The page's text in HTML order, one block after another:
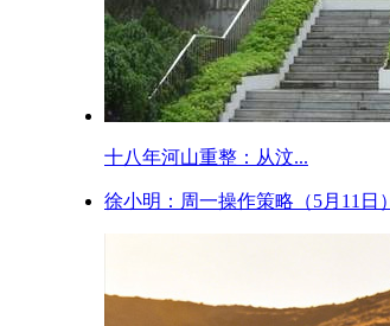
十八年河山重整：从汶...
徐小明：周一操作策略（5月11日）